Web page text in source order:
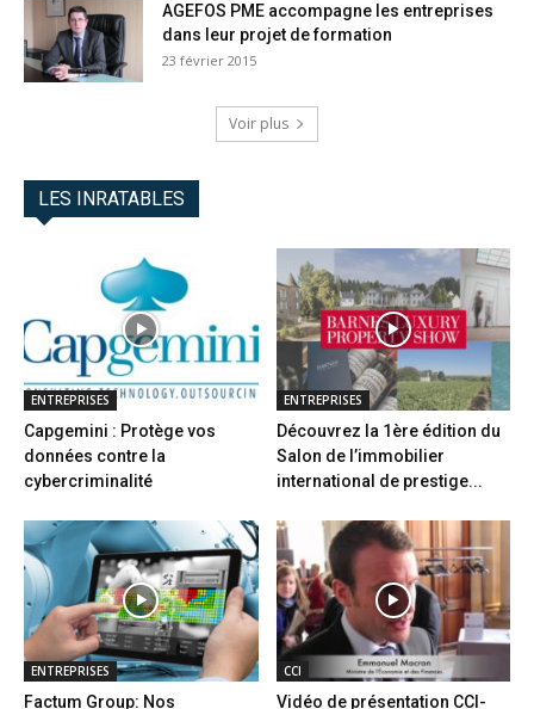
AGEFOS PME accompagne les entreprises
dans leur projet de formation
23 février 2015
Voir plus
LES INRATABLES
ENTREPRISES
Capgemini : Protège vos
données contre la
cybercriminalité
ENTREPRISES
Découvrez la 1ère édition du
Salon de l’immobilier
international de prestige...
ENTREPRISES
Factum Group: Nos
CCI
Vidéo de présentation CCI-